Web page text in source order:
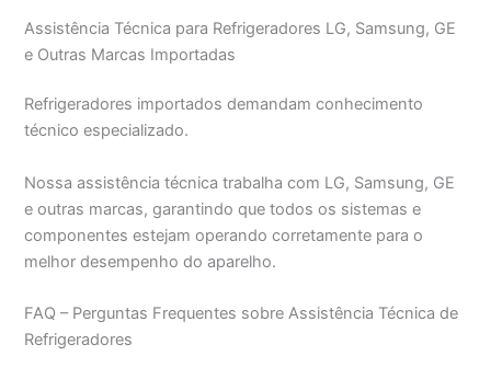
Assistência Técnica para Refrigeradores LG, Samsung, GE
e Outras Marcas Importadas
Refrigeradores importados demandam conhecimento
técnico especializado.
Nossa assistência técnica trabalha com LG, Samsung, GE
e outras marcas, garantindo que todos os sistemas e
componentes estejam operando corretamente para o
melhor desempenho do aparelho.
FAQ – Perguntas Frequentes sobre Assistência Técnica de
Refrigeradores